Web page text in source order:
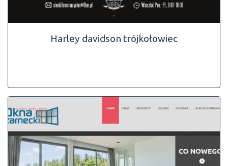
Harley davidson trójkołowiec